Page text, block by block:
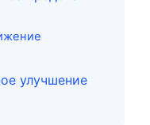
улучшение